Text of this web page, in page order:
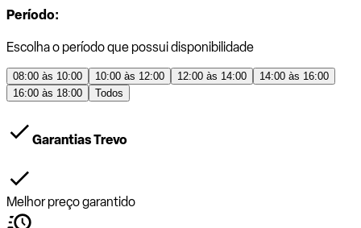
Período:
Escolha o período que possui disponibilidade
08:00 às 10:00 10:00 às 12:00 12:00 às 14:00
14:00 às 16:00
16:00 às 18:00
Todos
Garantias Trevo
Melhor preço garantido